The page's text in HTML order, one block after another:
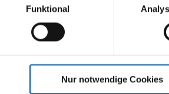
Angebote, Anzeigen und Inhalte
Tracking-Zwecke zur Analyse und
Diese übermitteln wir in
wir alle Cookies und Web-
Schaltflächen können Sie die
Funktional
Nur notwendige Cookies